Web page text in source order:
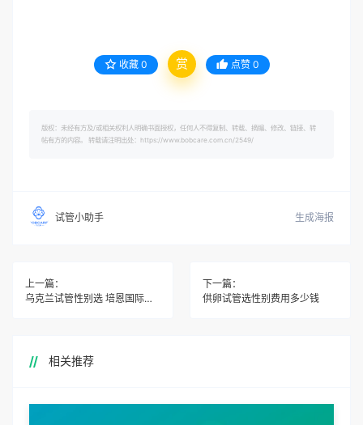
收藏 0 赏 点赞 0
版权：未经有方及/或相关权利人明确书面授权，任何人不得复制、转载、摘编、修改、链接、转
帖有方的内容。 转载请注明出处：https://www.bobcare.com.cn/2549/
试管小助手 生成海报
上一篇：
乌克兰试管性别选 培恩国际靠谱
下一篇：
供卵试管选性别费用多少钱
相关推荐